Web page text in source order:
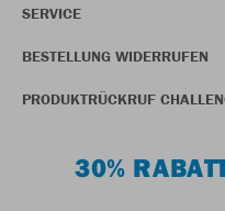
SERVICE
BESTELLUNG WIDERRUFEN
PRODUKTRÜCKRUF
30%